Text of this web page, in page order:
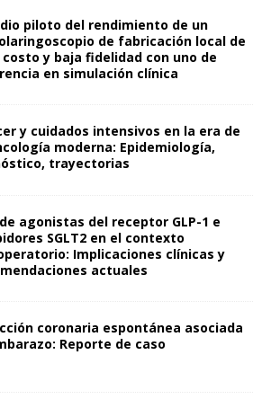
piloto del rendimiento de un
de fabricación local de
costo y baja fidelidad con uno de
en simulación clínica
y cuidados intensivos en la era de
moderna: Epidemiología,
trayectorias
agonistas del receptor GLP-1 e
SGLT2 en el contexto
Implicaciones clínicas y
actuales
coronaria espontánea asociada
Reporte de caso